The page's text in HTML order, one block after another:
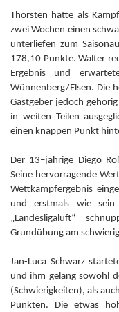
Thorsten hatte als
zwei Wochen einen
unterliefen zum
178,10 Punkte. Walter
Ergebnis und
Wünnenberg/Elsen. Die
Gastgeber jedoch
in weiten Teilen
einen knappen Punkt
Der 13–jährige Diego
Seine hervorragende
Wettkampfergebnis
und erstmals wie sein
„Landesligaluft“
Grundübung am
Jan-Luca Schwarz
und ihm gelang sowohl
(Schwierigkeiten), als
Punkten. Die etwas